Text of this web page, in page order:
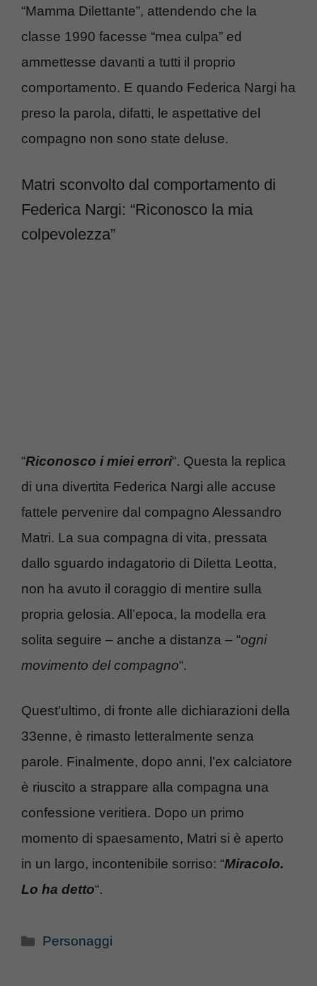
“Mamma Dilettante”, attendendo che la
classe 1990 facesse “mea culpa” ed
ammettesse davanti a tutti il proprio
comportamento. E quando Federica Nargi ha
preso la parola, difatti, le aspettative del
compagno non sono state deluse.
Matri sconvolto dal comportamento di
Federica Nargi: “Riconosco la mia
colpevolezza”
“Riconosco i miei errori“. Questa la replica
di una divertita Federica Nargi alle accuse
fattele pervenire dal compagno Alessandro
Matri. La sua compagna di vita, pressata
dallo sguardo indagatorio di Diletta Leotta,
non ha avuto il coraggio di mentire sulla
propria gelosia. All’epoca, la modella era
solita seguire – anche a distanza – “ogni
movimento del compagno“.
Quest’ultimo, di fronte alle dichiarazioni della
33enne, è rimasto letteralmente senza
parole. Finalmente, dopo anni, l’ex calciatore
è riuscito a strappare alla compagna una
confessione veritiera. Dopo un primo
momento di spaesamento, Matri si è aperto
in un largo, incontenibile sorriso: “Miracolo.
Lo ha detto“.
Categorie
Personaggi